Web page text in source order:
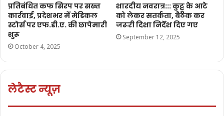
प्रतिबंधित कफ सिरप पर सख्त
कार्रवाई, प्रदेशभर में मेडिकल
स्टोर्स पर एफ.डी.ए. की छापेमारी
शुरू
October 4, 2025
शारदीय नवरात्र::: कुट्टू के आटे
को लेकर सतर्कता, बैठक कर
जरूरी दिशा निर्देश दिए गए
September 12, 2025
लेटैस्ट न्यूज़